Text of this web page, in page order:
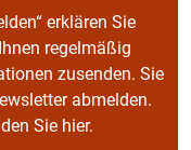
erklären Sie
regelmäßig
zusenden. Sie
abmelden.
Sie hier.